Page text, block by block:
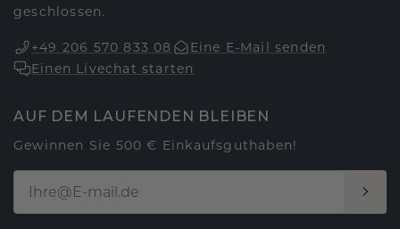
geschlossen.
+49 206 570 833 08
Eine E-Mail senden
Einen Livechat starten
AUF DEM LAUFENDEN BLEIBEN
Gewinnen Sie 500 € Einkaufsguthaben!